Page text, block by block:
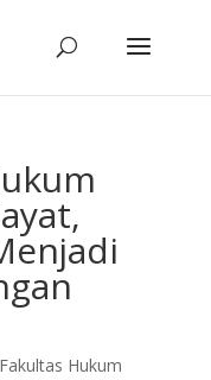
Fakultas Hukum